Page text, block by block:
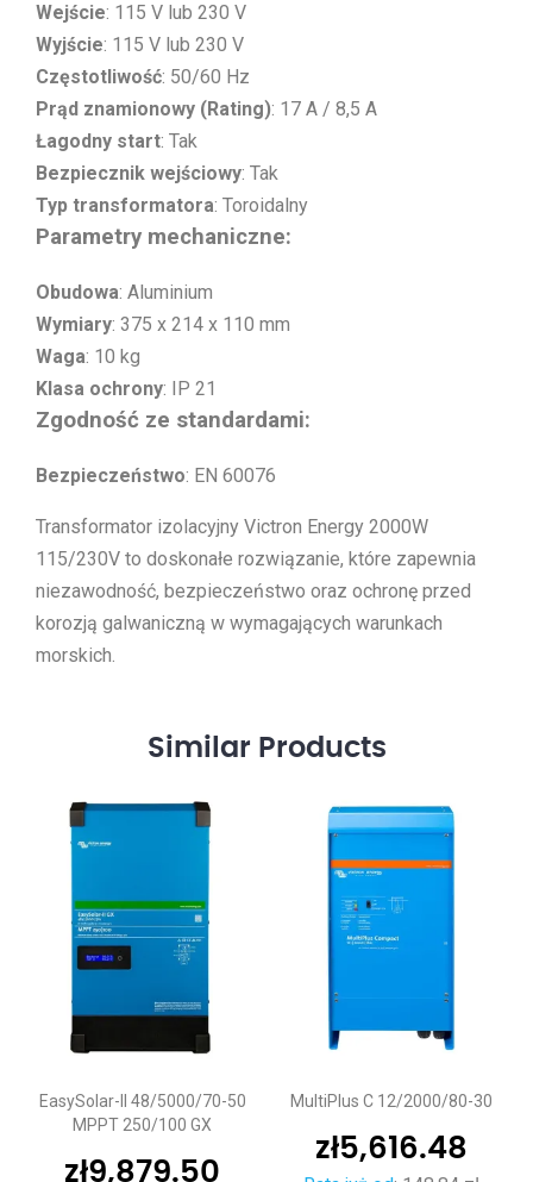
Wejście: 115 V lub 230 V
Wyjście: 115 V lub 230 V
Częstotliwość: 50/60 Hz
Prąd znamionowy (Rating): 17 A / 8,5 A
Łagodny start: Tak
Bezpiecznik wejściowy: Tak
Typ transformatora: Toroidalny
Parametry mechaniczne:
Obudowa: Aluminium
Wymiary: 375 x 214 x 110 mm
Waga: 10 kg
Klasa ochrony: IP 21
Zgodność ze standardami:
Bezpieczeństwo: EN 60076
Transformator izolacyjny Victron Energy 2000W
115/230V to doskonałe rozwiązanie, które zapewnia
niezawodność, bezpieczeństwo oraz ochronę przed
korozją galwaniczną w wymagających warunkach
morskich.
Similar Products
EasySolar-II 48/5000/70-50
MPPT 250/100 GX
zł9,879.50
MultiPlus C 12/2000/80-30
zł5,616.48